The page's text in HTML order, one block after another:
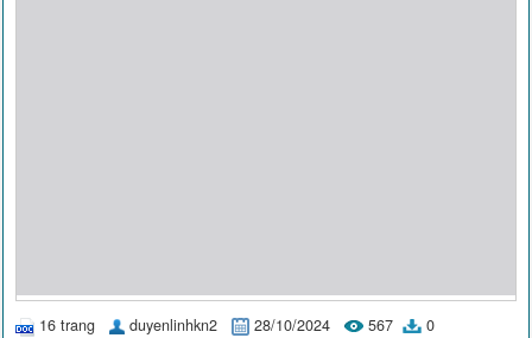
16 trang duyenlinhkn2 28/10/2024 567 0